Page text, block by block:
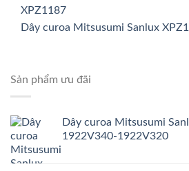
Dây curoa Mitsusumi Sanlux
Sản phẩm ưu đãi
Dây curoa Mitsusumi
1922V340-1922V320